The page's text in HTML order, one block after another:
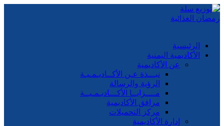
الرئيسية
الأكاديمية اليمنية
عن الأكاديمية
نبـــذة عـن الأكــاديـمـيـة
الرؤية والرسالة
مــــزايــا الأكـــاديـمـيــة
مرافق الأكاديمية
مركز التحميلات
إدارة الأكاديمية